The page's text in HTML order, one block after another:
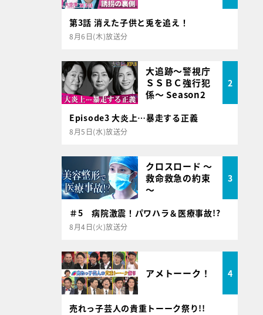
第3話 消えた子供と兎を追え！
8月6日(木)放送分
大追跡～警視庁
ＳＳＢＣ強行犯
係～ Season2
2
Episode3 大炎上…暴走する正義
8月5日(水)放送分
クロスロード ～
救命救急の約束
～
3
＃5 病院激震！パワハラ＆医療事故!?
8月4日(火)放送分
アメトーーク！ 4
売れっ子芸人の貴重トーーク祭り!!